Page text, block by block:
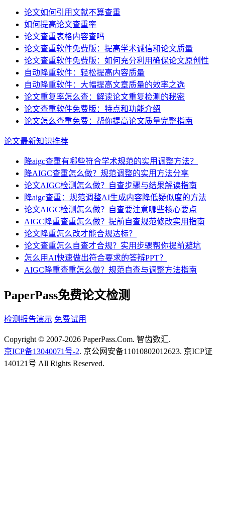
论文如何引用文献不算查重
如何提高论文查重率
论文查重表格内容查吗
论文查重软件免费版：提高学术诚信和论文质量
论文查重软件免费版：如何充分利用确保论文原创性
自动降重软件：轻松提高内容质量
自动降重软件：大幅提高文章质量的效率之选
论文重复率怎么查：解读论文重复检测的秘密
论文查重软件免费版：特点和功能介绍
论文怎么查重免费：帮你提高论文质量完整指南
论文最新知识推荐
降aigc查重有哪些符合学术规范的实用调整方法？
降AIGC查重怎么做？规范调整的实用方法分享
论文AIGC检测怎么做？自查步骤与结果解读指南
降aigc查重：规范调整AI生成内容降低疑似度的方法
论文AIGC检测怎么做？自查要注意哪些核心要点
AIGC降重查重怎么做？提前自查规范修改实用指南
论文降重怎么改才能合规达标？
论文查重怎么自查才合规？实用步骤帮你提前避坑
怎么用AI快速做出符合要求的答辩PPT？
AIGC降重查重怎么做？规范自查与调整方法指南
PaperPass免费论文检测
检测报告演示 免费试用
Copyright © 2007-2026 PaperPass.Com. 智齿数汇.
京ICP备13040071号-2. 京公网安备11010802012623. 京ICP证
140121号 All Rights Reserved.